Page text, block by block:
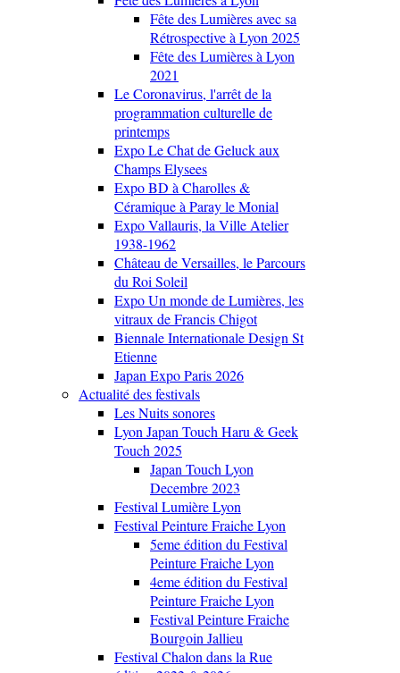
Fête des Lumières avec sa
Rétrospective à Lyon 2025
Fête des Lumières à Lyon
2021
Le Coronavirus, l'arrêt de la
programmation culturelle de
printemps
Expo Le Chat de Geluck aux
Champs Elysees
Expo BD à Charolles &
Céramique à Paray le Monial
Expo Vallauris, la Ville Atelier
1938-1962
Château de Versailles, le Parcours
du Roi Soleil
Expo Un monde de Lumières, les
vitraux de Francis Chigot
Biennale Internationale Design St
Etienne
Japan Expo Paris 2026
Actualité des festivals
Les Nuits sonores
Lyon Japan Touch Haru & Geek
Touch 2025
Japan Touch Lyon
Decembre 2023
Festival Lumière Lyon
Festival Peinture Fraiche Lyon
5eme édition du Festival
Peinture Fraiche Lyon
4eme édition du Festival
Peinture Fraiche Lyon
Festival Peinture Fraiche
Bourgoin Jallieu
Festival Chalon dans la Rue